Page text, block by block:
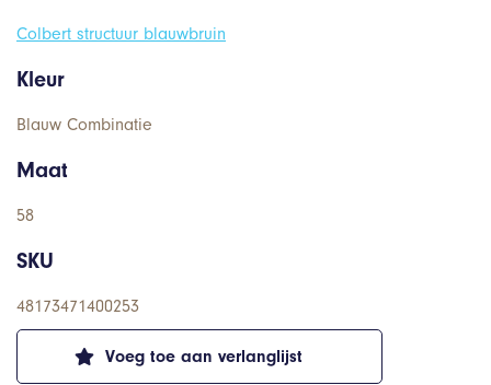
Voeg toe aan verlanglijst
Colbert structuur blauwbruin
Kleur
Blauw Combinatie
Maat
58
SKU
48173471400253